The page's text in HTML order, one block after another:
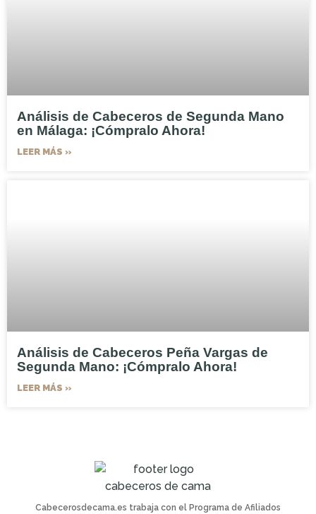
Análisis de Cabeceros de Segunda Mano
en Málaga: ¡Cómpralo Ahora!
LEER MÁS »
Análisis de Cabeceros Peña Vargas de
Segunda Mano: ¡Cómpralo Ahora!
LEER MÁS »
Cabecerosdecama.es trabaja con el Programa de Afiliados